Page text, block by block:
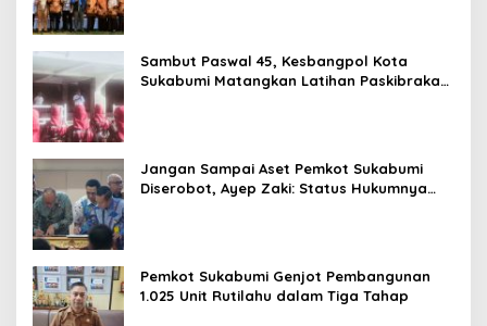
Sambut Paswal 45, Kesbangpol Kota
Sukabumi Matangkan Latihan Paskibraka
Jangan Sampai Aset Pemkot Sukabumi
Diserobot, Ayep Zaki: Status Hukumnya
Pemkot Sukabumi Genjot Pembangunan
1.025 Unit Rutilahu dalam Tiga Tahap